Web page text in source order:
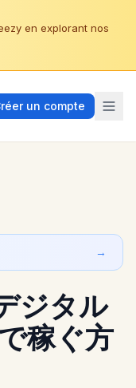
en explorant nos
un compte
→
ジタル
稼ぐ方